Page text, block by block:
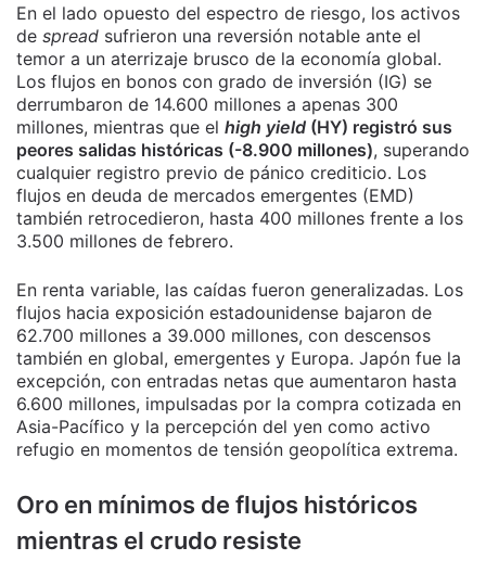
En el lado opuesto del espectro de riesgo, los activos
de spread sufrieron una reversión notable ante el
temor a un aterrizaje brusco de la economía global.
Los flujos en bonos con grado de inversión (IG) se
derrumbaron de 14.600 millones a apenas 300
millones, mientras que el high yield (HY) registró sus
peores salidas históricas (-8.900 millones), superando
cualquier registro previo de pánico crediticio. Los
flujos en deuda de mercados emergentes (EMD)
también retrocedieron, hasta 400 millones frente a los
3.500 millones de febrero.
En renta variable, las caídas fueron generalizadas. Los
flujos hacia exposición estadounidense bajaron de
62.700 millones a 39.000 millones, con descensos
también en global, emergentes y Europa. Japón fue la
excepción, con entradas netas que aumentaron hasta
6.600 millones, impulsadas por la compra cotizada en
Asia-Pacífico y la percepción del yen como activo
refugio en momentos de tensión geopolítica extrema.
Oro en mínimos de flujos históricos
mientras el crudo resiste